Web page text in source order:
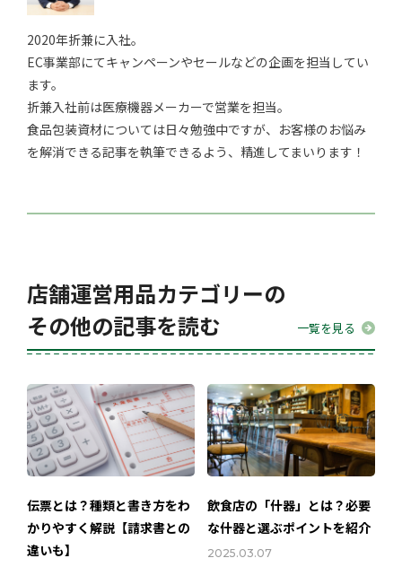
2020年折兼に入社。
EC事業部にてキャンペーンやセールなどの企画を担当してい
ます。
折兼入社前は医療機器メーカーで営業を担当。
食品包装資材については日々勉強中ですが、お客様のお悩み
を解消できる記事を執筆できるよう、精進してまいります！
店舗運営用品カテゴリーの
その他の記事を読む
一覧を見る
伝票とは？種類と書き方をわ
かりやすく解説【請求書との
違いも】
飲食店の「什器」とは？必要
な什器と選ぶポイントを紹介
2025.03.07